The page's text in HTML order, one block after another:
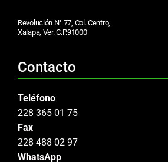
Revolución N° 77, Col. Centro,
Xalapa, Ver. C.P.91000
Contacto
Teléfono
228 365 01 75
Fax
228 488 02 97
WhatsApp